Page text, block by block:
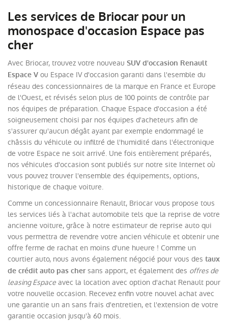
Les services de Briocar pour un
monospace d'occasion Espace pas
cher
Avec Briocar, trouvez votre nouveau SUV d'occasion Renault
Espace V ou Espace IV d'occasion garanti dans l'esemble du
réseau des concessionnaires de la marque en France et Europe
de l'Ouest, et révisés selon plus de 100 points de contrôle par
nos équipes de préparation. Chaque Espace d'occasion a été
soigneusement choisi par nos équipes d'acheteurs afin de
s'assurer qu'aucun dégât ayant par exemple endommagé le
châssis du véhicule ou infiltré de l'humidité dans l'électronique
de votre Espace ne soit arrivé. Une fois entièrement préparés,
nos véhicules d'occasion sont publiés sur notre site Internet où
vous pouvez trouver l'ensemble des équipements, options,
historique de chaque voiture.
Comme un concessionnaire Renault, Briocar vous propose tous
les services liés à l'achat automobile tels que la reprise de votre
ancienne voiture, grâce à notre estimateur de reprise auto qui
vous permettra de revendre votre ancien véhicule et obtenir une
offre ferme de rachat en moins d'une hueure ! Comme un
courtier auto, nous avons également négocié pour vous des taux
de crédit auto pas chersans apport, et également des offres de
leasing Espace avec la location avec option d'achat Renault pour
votre nouvelle occasion. Recevez enfin votre nouvel achat avec
une garantie un an sans frais d'entretien, et l'extension de votre
garantie occasion jusqu'à 60 mois.